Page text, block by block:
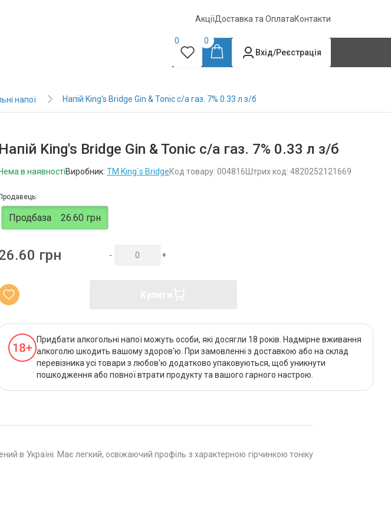
АкціїДоставка та ОплатаКонтакти
0
0
Вхід/Реєстрація
напої Напій King's Bridge Gin & Tonic с/а газ. 7% 0.33 л з/б
Напій King's Bridge Gin & Tonic с/а газ. 7% 0.33 л з/б
Нема в наявностіВиробник: ТМ King`s BridgeКод товару: 004816 Штрих код: 4820252121669
Продавець:
Продбаза 26.60 грн
грн - +
Придбати алкогольні напої можуть особи, які досягли 18 років. Надмірне вживання
алкоголю шкодить вашому здоров'ю. При замовленні з доставкою або на склад
перевізника усі товари з любов'ю додатково упаковуються, щоб уникнути
пошкодження або повної втрати продукту та вашого гарного настрою.
в Україні. Має легкий, освіжаючий профіль з характерною гірчинкою тоніку